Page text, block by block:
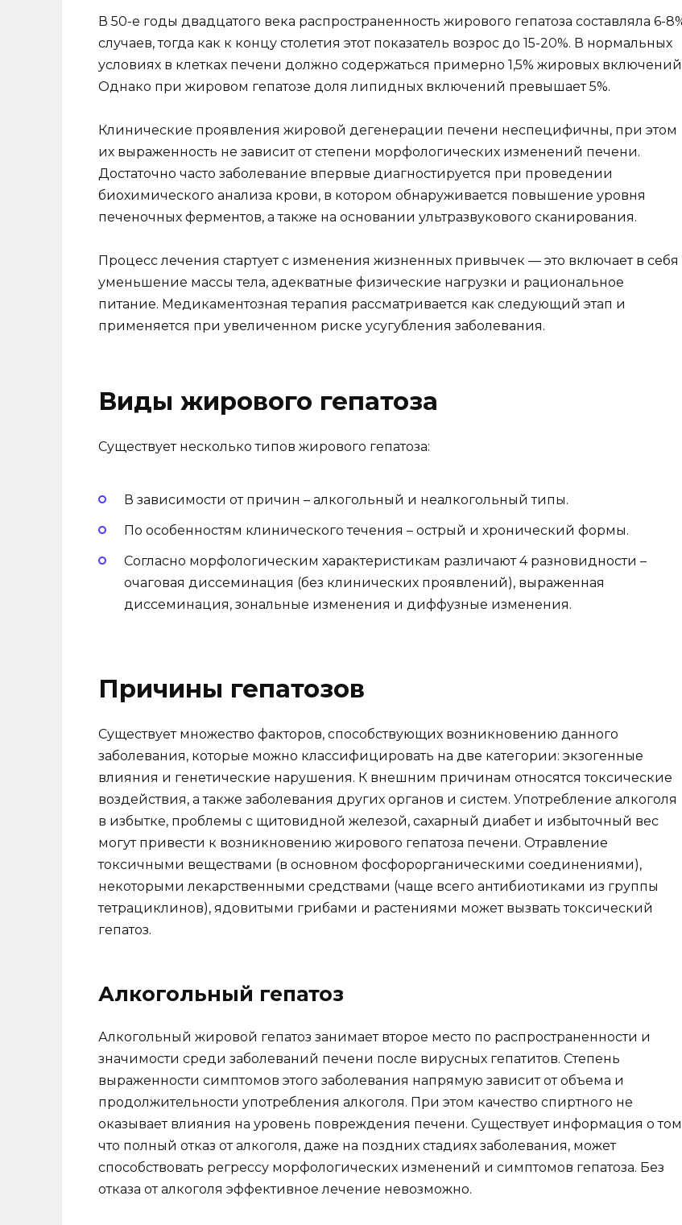
В 50-е годы двадцатого века распространенность жирового гепатоза составляла 6-
случаев, тогда как к концу столетия этот показатель возрос до 15-20%. В нормальных
условиях в клетках печени должно содержаться примерно 1,5% жировых
Однако при жировом гепатозе доля липидных включений превышает 5%.
Клинические проявления жировой дегенерации печени неспецифичны, при этом
их выраженность не зависит от степени морфологических изменений печени.
Достаточно часто заболевание впервые диагностируется при проведении
биохимического анализа крови, в котором обнаруживается повышение уровня
печеночных ферментов, а также на основании ультразвукового сканирования.
Процесс лечения стартует с изменения жизненных привычек — это включает в себя
уменьшение массы тела, адекватные физические нагрузки и рациональное
питание. Медикаментозная терапия рассматривается как следующий этап и
применяется при увеличенном риске усугубления заболевания.
Виды жирового гепатоза
Существует несколько типов жирового гепатоза:
В зависимости от причин – алкогольный и неалкогольный типы.
По особенностям клинического течения – острый и хронический формы.
Согласно морфологическим характеристикам различают 4 разновидности –
очаговая диссеминация (без клинических проявлений), выраженная
диссеминация, зональные изменения и диффузные изменения.
Причины гепатозов
Существует множество факторов, способствующих возникновению данного
заболевания, которые можно классифицировать на две категории: экзогенные
влияния и генетические нарушения. К внешним причинам относятся токсические
воздействия, а также заболевания других органов и систем. Употребление алкоголя
в избытке, проблемы с щитовидной железой, сахарный диабет и избыточный вес
могут привести к возникновению жирового гепатоза печени. Отравление
токсичными веществами (в основном фосфорорганическими соединениями),
некоторыми лекарственными средствами (чаще всего антибиотиками из группы
тетрациклинов), ядовитыми грибами и растениями может вызвать токсический
гепатоз.
Алкогольный гепатоз
Алкогольный жировой гепатоз занимает второе место по распространенности и
значимости среди заболеваний печени после вирусных гепатитов. Степень
выраженности симптомов этого заболевания напрямую зависит от объема и
продолжительности употребления алкоголя. При этом качество спиртного не
оказывает влияния на уровень повреждения печени. Существует информация о
что полный отказ от алкоголя, даже на поздних стадиях заболевания, может
способствовать регрессу морфологических изменений и симптомов гепатоза. Без
отказа от алкоголя эффективное лечение невозможно.